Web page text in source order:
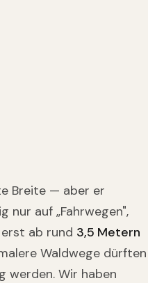
Breite — aber er
nur auf „Fahrwegen",
ab rund 3,5 Metern
Waldwege dürften
werden. Wir haben